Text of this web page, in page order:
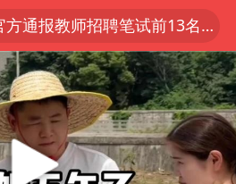
官方通报教师招聘笔试前13名被淘汰
97岁英国奶奶飞上天再破吉尼斯纪录
27岁女子组织卖淫集团被悬赏通缉
泸溪河：桃酥吃出金属牙冠视频不实
泰国校园枪击案死亡人数升至7人